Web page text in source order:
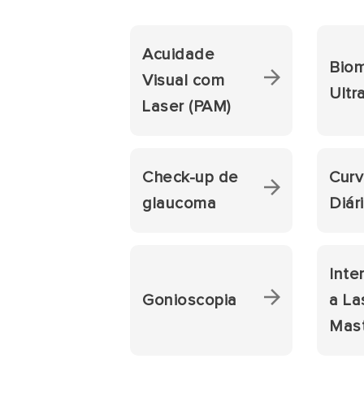
Acuidade
Visual com
Laser (PAM)
Check-up de
glaucoma
Gonioscopia
a